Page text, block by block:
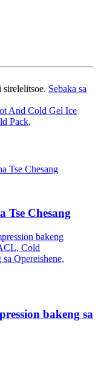
Sebaka sa
And Cold Gel Ice
Pack,
Tse Chesang
bakeng sa